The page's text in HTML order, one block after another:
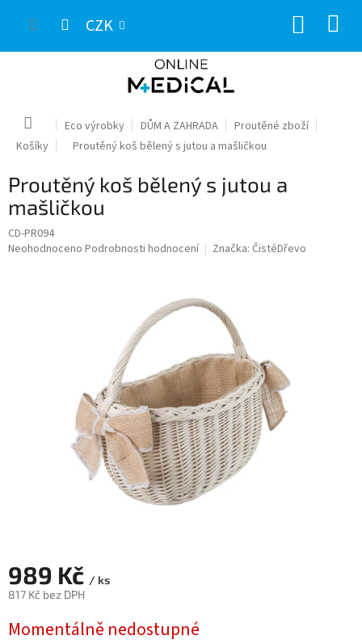
CZK
Domů Eco výrobky DŮM A ZAHRADA
Proutěné zboží
Košíky
Proutěný koš bělený s jutou a mašličkou
Proutěný koš bělený s jutou a
mašličkou
CD-PR094
Průměrné
Neohodnoceno Podrobnosti hodnocení Značka: ČistéDřevo
989 Kč / ks
817 Kč bez DPH
cena:
Momentálně nedostupné